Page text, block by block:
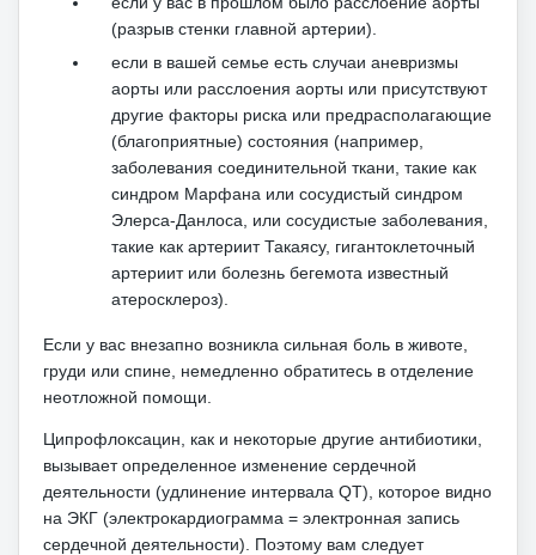
(разрыв стенки главной артерии).
если в вашей семье есть случаи аневризмы
аорты или расслоения аорты или присутствуют
другие факторы риска или предрасполагающие
(благоприятные) состояния (например,
заболевания соединительной ткани, такие как
синдром Марфана или сосудистый синдром
Элерса-Данлоса, или сосудистые заболевания,
такие как артериит Такаясу, гигантоклеточный
артериит или болезнь бегемота известный
атеросклероз).
Если у вас внезапно возникла сильная боль в животе,
груди или спине, немедленно обратитесь в отделение
неотложной помощи.
Ципрофлоксацин, как и некоторые другие антибиотики,
вызывает определенное изменение сердечной
деятельности (удлинение интервала QT), которое видно
на ЭКГ (электрокардиограмма = электронная запись
сердечной деятельности). Поэтому вам следует